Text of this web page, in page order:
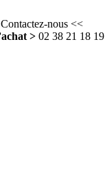
nous <<
> 02 38 21 18 19